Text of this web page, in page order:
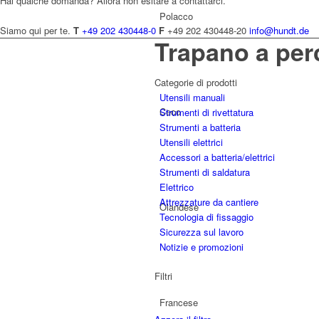
Polacco
Ceco
Olandese
Francese
Siamo qui per te. T +49 202 430448-0 F +49 202 430448-20 info@hundt.de
Trapano a
Categorie di prodotti
Utensili manuali
Strumenti di rivettatura
Strumenti a batteria
Utensili elettrici
Accessori a batteria/elettrici
Strumenti di saldatura
Elettrico
Attrezzature da cantiere
Tecnologia di fissaggio
Sicurezza sul lavoro
Notizie e promozioni
Filtri